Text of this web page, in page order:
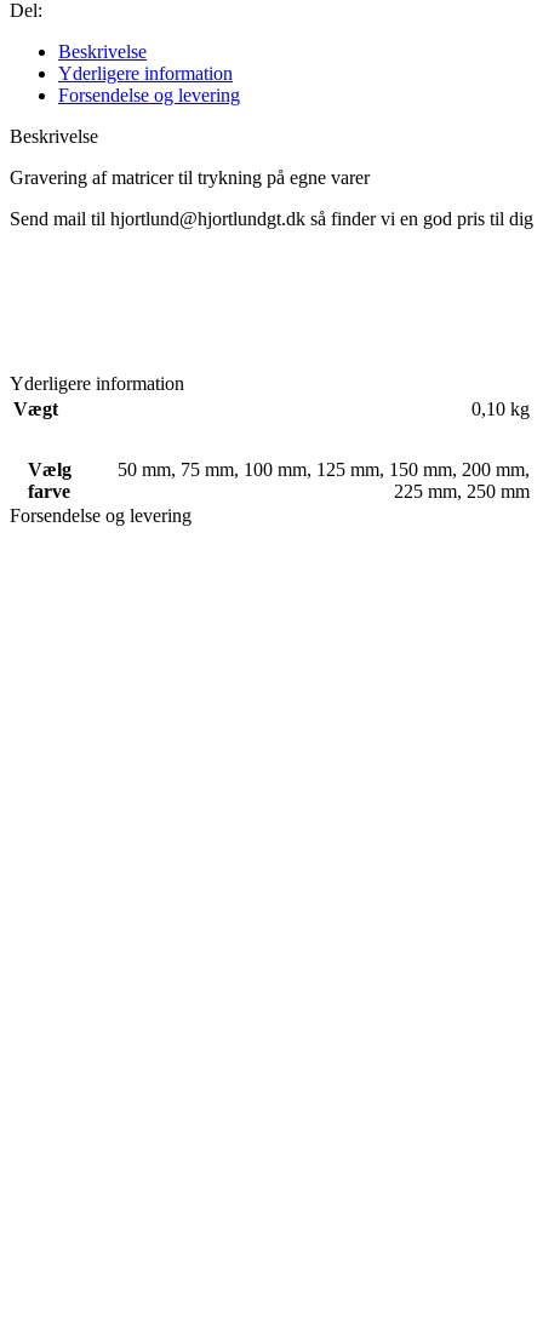
Del:
Beskrivelse
Yderligere information
Forsendelse og levering
Beskrivelse
Gravering af matricer til trykning på egne varer
Send mail til hjortlund@hjortlundgt.dk så finder vi en god pris til dig
Yderligere information
Vægt
0,10 kg
Vælg
farve
50 mm, 75 mm, 100 mm, 125 mm, 150 mm, 200 mm,
225 mm, 250 mm
Forsendelse og levering